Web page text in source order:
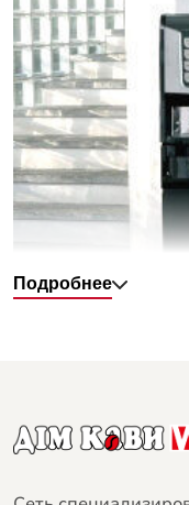
основных отличий
Автоматы способны
Подробнее